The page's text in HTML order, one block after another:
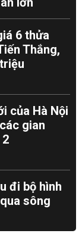
6 thửa
Thắng,
của Hà Nội
gian
đi bộ hình
sông